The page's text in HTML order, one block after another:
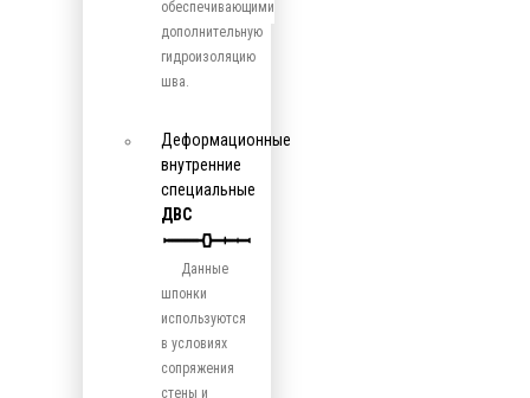
обеспечивающими
дополнительную
гидроизоляцию
шва.
Деформационные
внутренние
специальные
ДВС
Данные
шпонки
используются
в условиях
сопряжения
стены и